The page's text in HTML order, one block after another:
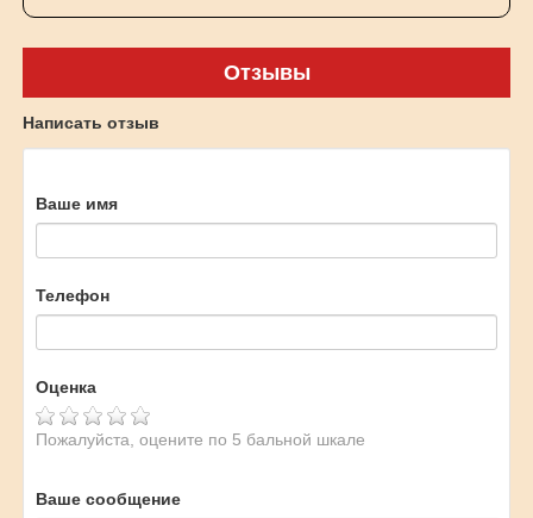
Отзывы
Написать отзыв
Ваше имя
Телефон
Оценка
Пожалуйста, оцените по 5 бальной шкале
Ваше сообщение